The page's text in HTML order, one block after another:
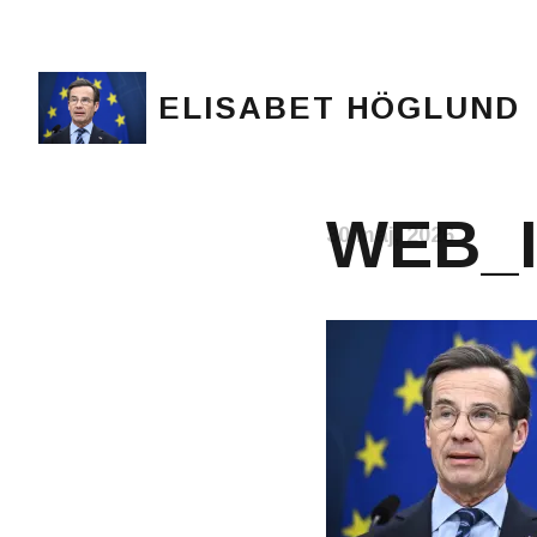
ELISABET HÖGLUND
30 maj, 2026